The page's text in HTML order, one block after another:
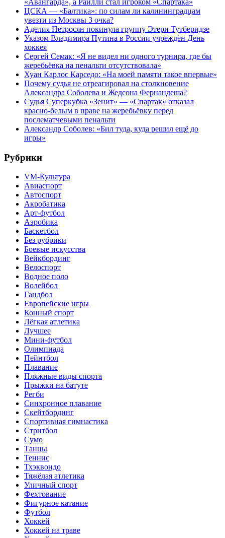
ЦСКА — «Балтика»: по силам ли калининградцам
увезти из Москвы 3 очка?
Аделия Петросян покинула группу Этери Тутберидзе
Указом Владимира Путина в России учреждён День
хоккея
Сергей Семак: «Я не видел ни одного турнира, где бы
жеребьёвка на пенальти отсутствовала»
Хуан Карлос Карседо: «На моей памяти такое впервые»
Почему судья не отреагировал на столкновение
Александра Соболева и Жедсона Фернандеша?
Судья Суперкубка «Зенит» — «Спартак» отказал
красно-белым в праве на жеребьёвку перед
послематчевыми пенальти
Александр Соболев: «Бил туда, куда решил ещё до
игры»
Рубрики
VM-Культура
Авиаспорт
Автоспорт
Акробатика
Арт-футбол
Аэробика
Баскетбол
Без рубрики
Боевые искусства
Вейкбординг
Велоспорт
Водное поло
Волейбол
Гандбол
Европейские игры
Конный спорт
Лёгкая атлетика
Лучшее
Мини-футбол
Олимпиада
Пейнтбол
Плавание
Пляжные виды спорта
Прыжки на батуте
Регби
Синхронное плавание
Скейтбординг
Спортивная гимнастика
Стритбол
Сумо
Танцы
Теннис
Тхэквондо
Тяжёлая атлетика
Уличный спорт
Фехтование
Фигурное катание
Футбол
Хоккей
Хоккей на траве